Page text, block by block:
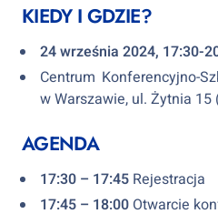
KIEDY I GDZIE?
24 września 2024, 17:30-
Centrum Konferencyjno-
w Warszawie, ul. Żytnia 15
AGENDA
17:30 – 17:45 Rejestracja
17:45 – 18:00 Otwarcie